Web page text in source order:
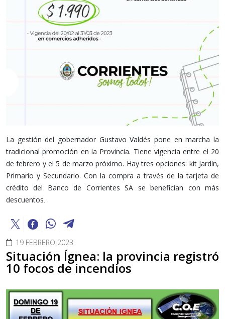
La gestión del gobernador Gustavo Valdés pone en marcha la
tradicional promoción en la Provincia. Tiene vigencia entre el 20
de febrero y el 5 de marzo próximo. Hay tres opciones: kit Jardín,
Primario y Secundario. Con la compra a través de la tarjeta de
crédito del Banco de Corrientes SA se benefician con más
descuentos
19 FEBRERO 2023
Situación Ígnea: la provincia registró
10 focos de incendios